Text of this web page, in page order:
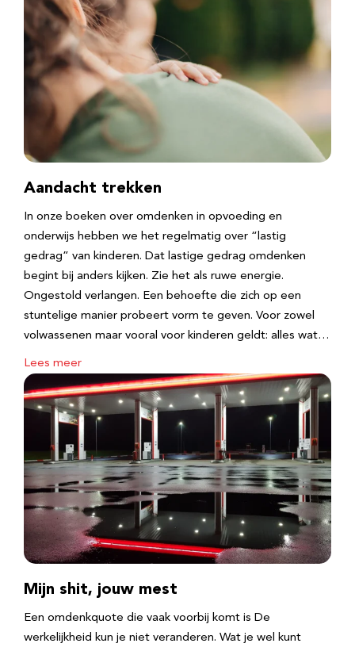
Aandacht trekken
In onze boeken over omdenken in opvoeding en
onderwijs hebben we het regelmatig over “lastig
gedrag” van kinderen. Dat lastige gedrag omdenken
begint bij anders kijken. Zie het als ruwe energie.
Ongestold verlangen. Een behoefte die zich op een
stuntelige manier probeert vorm te geven. Voor zowel
volwassenen maar vooral voor kinderen geldt: alles wat…
Lees meer
Mijn shit, jouw mest
Een omdenkquote die vaak voorbij komt is De
werkelijkheid kun je niet veranderen. Wat je wel kunt